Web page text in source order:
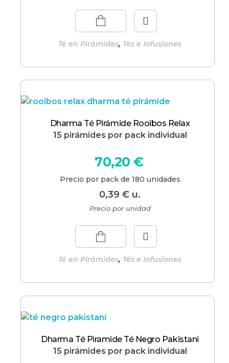
Té en Pirámides, Tés e Infusiones
Dharma Té Pirámide Rooibos Relax
15 pirámides por pack individual
0,39€ u.
70,20€
Precio por pack de 180 unidades
Té en Pirámides, Tés e Infusiones
Precio por unidad
Dharma Té Piramide Té Negro Pakistani
15 pirámides por pack individual